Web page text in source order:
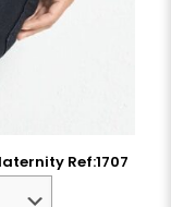
Ref:1707